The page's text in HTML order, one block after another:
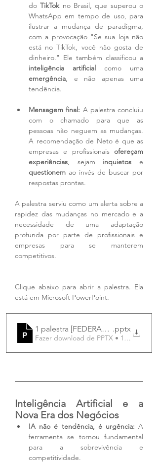
do TikTok no Brasil, que superou o
WhatsApp em tempo de uso, para
ilustrar a mudança de paradigma,
com a provocação "Se sua loja não
está no TikTok, você não gosta de
inteligência artificial
emergência, e não apenas uma
tendência.
Mensagem final: A palestra concluiu
com o chamado para que as
pessoas não neguem as mudanças.
A recomendação de Neto é que as
empresas e profissionais ofereçam
experiências, sejam inquietos
questionem ao invés de buscar por
respostas prontas.
A palestra serviu como um alerta sobre a
rapidez das mudanças no mercado e a
necessidade de uma adaptação
profunda por parte de profissionais e
empresas para se manterem
competitivos.
Clique abaixo para abrir a palestra. Ela
está em Microsoft PowerPoint.
1 palestra [FEDERAÇÃO
.pptx
Fazer download de PPTX • 173.66MB
Inteligência Artificial e a
Nova Era dos Negócios
IA não é tendência, é urgência: A
ferramenta se tornou fundamental
para a sobrevivência e
competitividade.